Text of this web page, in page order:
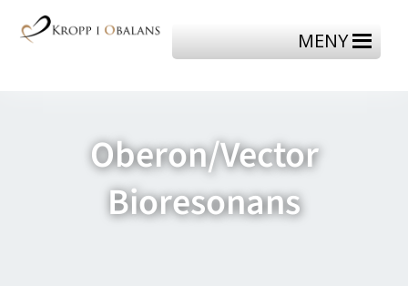
MENY
Oberon/Vector
Bioresonans